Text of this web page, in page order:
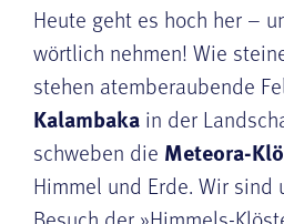
Heute geht es hoch her –
wörtlich nehmen! Wie
stehen atemberaubende
Kalambaka in der
schweben die Meteora-
Himmel und Erde. Wir sind